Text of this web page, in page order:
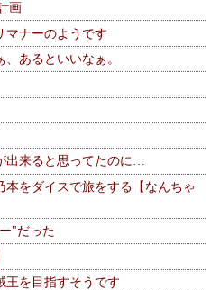
画
マナーのようです
あるといいなぁ。
出来ると思ってたのに…
本をダイスで旅をする【なんちゃ
"だった
王を目指すそうです